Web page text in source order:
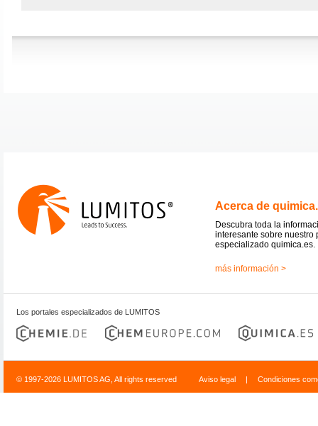
Acerca de
Descubra toda la
interesante sobre nuestro
especializado quimica.es.
más información >
Los portales especializados de LUMITOS
© 1997-2026 LUMITOS AG, All rights reserved Aviso legal | Condiciones